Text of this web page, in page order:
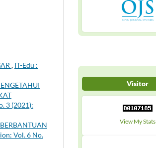
, IT-Edu :
3 (2021):
Vol. 6 No.
Visitor
View My Stats